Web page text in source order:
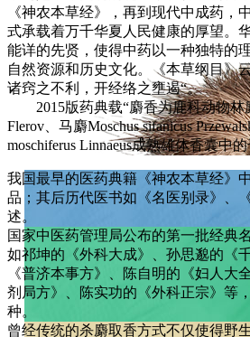
《神农本草经》，再到现代中成药，
式承载着万千华夏人民健康的厚望。
能详的先贤，使得中药以一种独特的
自然资源和历史文化。《本草纲目》
诸窍之不利，开经络之壅遏“。
2015版药典载“麝香为鹿科动物林麝
Flerov、马麝Moschus sifanicus
moschiferus Linnaeus成熟雄体香囊中
我国最早的医药典籍《神农本草经》
品；其后历代医书如《名医别录》、
述。
国家中医药管理局公布的第一批经典
如祁坤的《外科大成》、孙思邈的《
《普济本事方》、陈自明的《妇人大
剂局方》、陈实功的《外科正宗》等
种。
曾经传统的杀麝取香方式不仅使得野